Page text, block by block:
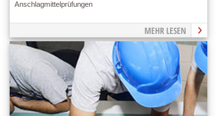
Anschlagmittelprüfungen
MEHR LESEN